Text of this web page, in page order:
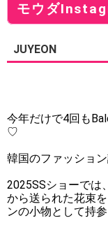
モウダ
JUYEON
今年だけで4回も
♡
韓国のファッショ
2025SSショーでは
から送られた花束
ンの小物として持参